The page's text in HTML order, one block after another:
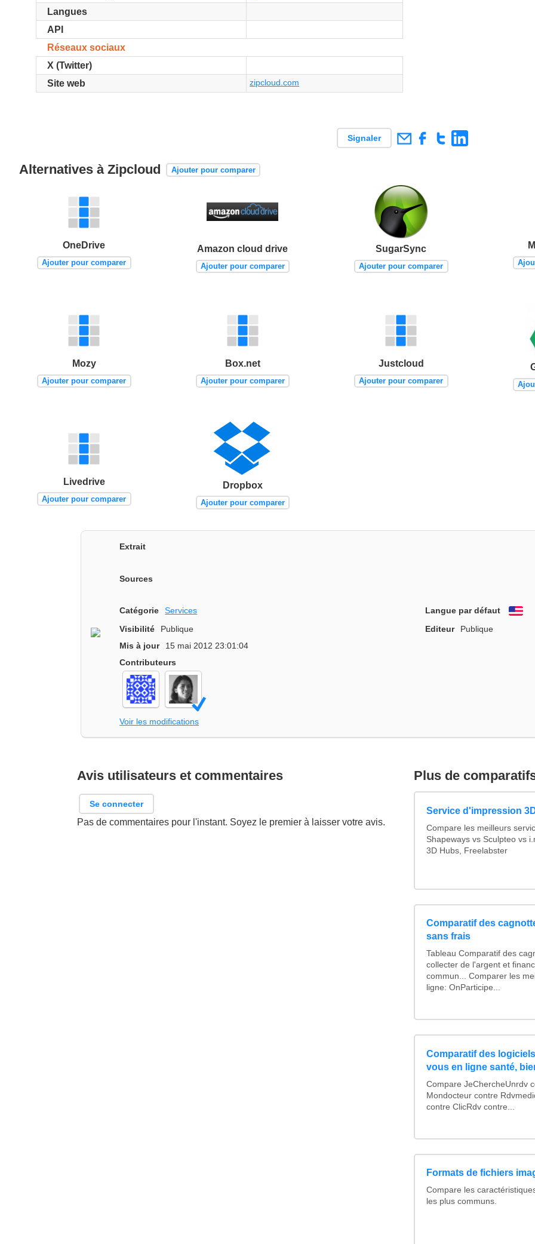
Langues
API
Réseaux sociaux
X (Twitter)
Site web
zipcloud.com
Signaler
Alternatives à Zipcloud Ajouter pour comparer
OneDrive
Ajouter pour comparer
Amazon cloud drive
Ajouter pour comparer
SugarSync
Ajouter pour comparer
Mozy
Ajouter pour comparer
Box.net
Ajouter pour comparer
Justcloud
Ajouter pour comparer
Livedrive
Ajouter pour comparer
Dropbox
Ajouter pour comparer
Extrait
Sources
Catégorie Services Langue par défaut
Visibilité
Publique Editeur
Publique
Mis à jour
15 mai 2012 23:01:04
Contributeurs
Voir les modifications
Avis utilisateurs et commentaires
Se connecter
Pas de commentaires pour l'instant. Soyez le premier à laisser votre avis.
Plus de
Service d'impression
Compare les meilleurs
Shapeways vs Sculpteo vs
3D Hubs, Freelabster
Comparatif des
sans frais
Tableau Comparatif des
collecter de l'argent et
commun... Comparer les
ligne: OnParticipe...
Comparatif des
vous en ligne santé,
Compare JeChercheUnrdv
Mondocteur contre
contre ClicRdv contre...
Formats de fichiers
Compare les
les plus communs.